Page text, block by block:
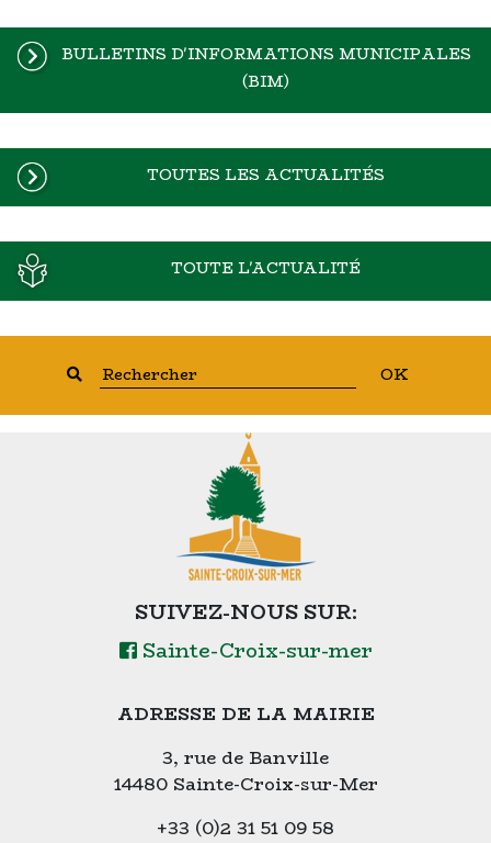
BULLETINS D'INFORMATIONS MUNICIPALES
(BIM)
TOUTES LES ACTUALITÉS
TOUTE L'ACTUALITÉ
OK
ADRESSE DE LA MAIRIE
3, rue de Banville
14480 Sainte-Croix-sur-Mer
+33 (0)2 31 51 09 58
SUIVEZ-NOUS SUR:
Sainte-Croix-sur-mer